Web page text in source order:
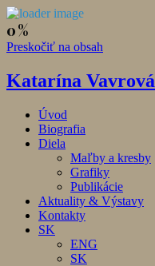
Preskočiť na obsah
Katarína Vavrová
Úvod
Biografia
Diela
Maľby a kresby
Grafiky
Publikácie
Aktuality & Výstavy
Kontakty
SK
ENG
SK